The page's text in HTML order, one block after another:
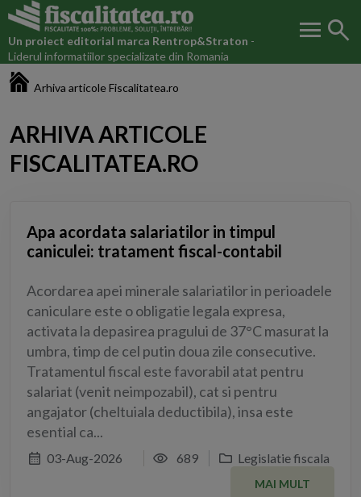
Un proiect editorial marca Rentrop&Straton -
Liderul informatiilor specializate din Romania
menu search
Arhiva articole Fiscalitatea.ro
ARHIVA ARTICOLE
FISCALITATEA.RO
Apa acordata salariatilor in timpul
caniculei: tratament fiscal-contabil
Acordarea apei minerale salariatilor in perioadele
caniculare este o obligatie legala expresa,
activata la depasirea pragului de 37°C masurat la
umbra, timp de cel putin doua zile consecutive.
Tratamentul fiscal este favorabil atat pentru
salariat (venit neimpozabil), cat si pentru
angajator (cheltuiala deductibila), insa este
esential ca...
03-Aug-2026 689 Legislatie fiscala
MAI MULT